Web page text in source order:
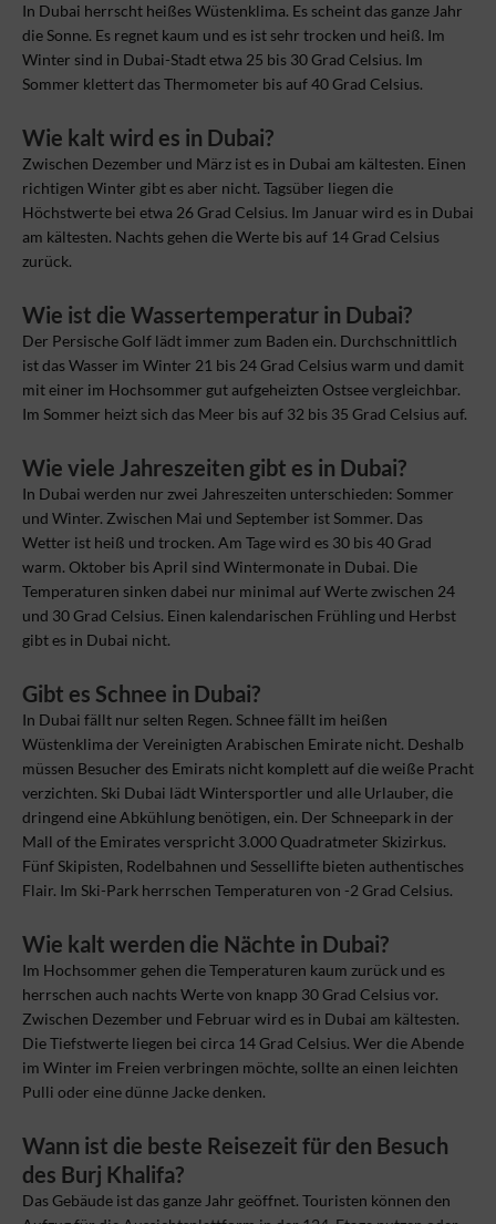
In Dubai herrscht heißes Wüstenklima. Es scheint das ganze Jahr
die Sonne. Es regnet kaum und es ist sehr trocken und heiß. Im
Winter sind in Dubai-Stadt etwa 25 bis 30 Grad Celsius. Im
Sommer klettert das Thermometer bis auf 40 Grad Celsius.
Wie kalt wird es in Dubai?
Zwischen Dezember und März ist es in Dubai am kältesten. Einen
richtigen Winter gibt es aber nicht. Tagsüber liegen die
Höchstwerte bei etwa 26 Grad Celsius. Im Januar wird es in Dubai
am kältesten. Nachts gehen die Werte bis auf 14 Grad Celsius
zurück.
Wie ist die Wassertemperatur in Dubai?
Der Persische Golf lädt immer zum Baden ein. Durchschnittlich
ist das Wasser im Winter 21 bis 24 Grad Celsius warm und damit
mit einer im Hochsommer gut aufgeheizten Ostsee vergleichbar.
Im Sommer heizt sich das Meer bis auf 32 bis 35 Grad Celsius auf.
Wie viele Jahreszeiten gibt es in Dubai?
In Dubai werden nur zwei Jahreszeiten unterschieden: Sommer
und Winter. Zwischen Mai und September ist Sommer. Das
Wetter ist heiß und trocken. Am Tage wird es 30 bis 40 Grad
warm. Oktober bis April sind Wintermonate in Dubai. Die
Temperaturen sinken dabei nur minimal auf Werte zwischen 24
und 30 Grad Celsius. Einen kalendarischen Frühling und Herbst
gibt es in Dubai nicht.
Gibt es Schnee in Dubai?
In Dubai fällt nur selten Regen. Schnee fällt im heißen
Wüstenklima der Vereinigten Arabischen Emirate nicht. Deshalb
müssen Besucher des Emirats nicht komplett auf die weiße Pracht
verzichten. Ski Dubai lädt Wintersportler und alle Urlauber, die
dringend eine Abkühlung benötigen, ein. Der Schneepark in der
Mall of the Emirates verspricht 3.000 Quadratmeter Skizirkus.
Fünf Skipisten, Rodelbahnen und Sessellifte bieten authentisches
Flair. Im Ski-Park herrschen Temperaturen von -2 Grad Celsius.
Wie kalt werden die Nächte in Dubai?
Im Hochsommer gehen die Temperaturen kaum zurück und es
herrschen auch nachts Werte von knapp 30 Grad Celsius vor.
Zwischen Dezember und Februar wird es in Dubai am kältesten.
Die Tiefstwerte liegen bei circa 14 Grad Celsius. Wer die Abende
im Winter im Freien verbringen möchte, sollte an einen leichten
Pulli oder eine dünne Jacke denken.
Wann ist die beste Reisezeit für den Besuch
des Burj Khalifa?
Das Gebäude ist das ganze Jahr geöffnet. Touristen können den